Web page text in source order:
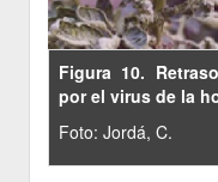
Figura 10.
por el virus de la
Foto: Jordá, C.